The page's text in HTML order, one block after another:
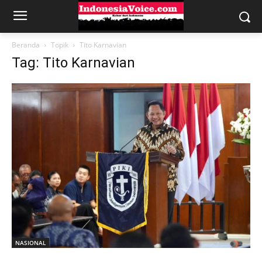
Beranda Topik Tito Karnavian
Tag: Tito Karnavian
NASIONAL